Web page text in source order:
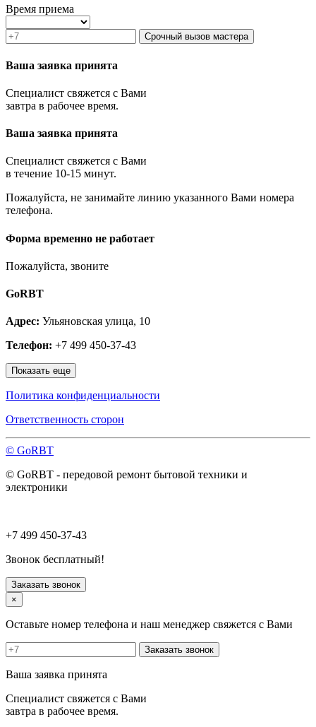
Зеленоград
Ивантеевка
Истра
Кашира
Клин
Королёв
Котельники
Красногорск
Краснознаменск
Кубинка
Ликино-Дулёво
Лобня
Луховицы
Люберцы
Малаховка
Можайск
Москва и МО
Наро-Фоминск
Ногинск
Одинцово
Ожерелье
Орехово-Зуево
Пересвет
Подольск
Протвино
Пущино
Раменское
Руза
Сергиев Посад
Серпухов
Солнечногорск
Старая Купавна
Ступино
Фрязино
Химки
Хотьково
Чехов
Шатура
Щелково
Щербинка
Время приема
Срочный вызов мастера
Ваша заявка принята
Специалист свяжется с Вами
завтра в рабочее время.
Ваша заявка принята
Специалист свяжется с Вами
в течение 10-15 минут.
Пожалуйста, не занимайте линию указанного Вами номера
телефона.
Форма временно не работает
Пожалуйста, звоните
GoRBT
Адрес: Ульяновская улица, 10
Телефон: +7 499 450-37-43
Показать еще
Политика конфиденциальности
Ответственность сторон
© GoRBT
© GoRBT - передовой ремонт бытовой техники и
электроники
+7 499 450-37-43
Звонок бесплатный!
Заказать звонок
×
Оставьте номер телефона и наш менеджер свяжется с Вами
Заказать звонок
Ваша заявка принята
Специалист свяжется с Вами
завтра в рабочее время.